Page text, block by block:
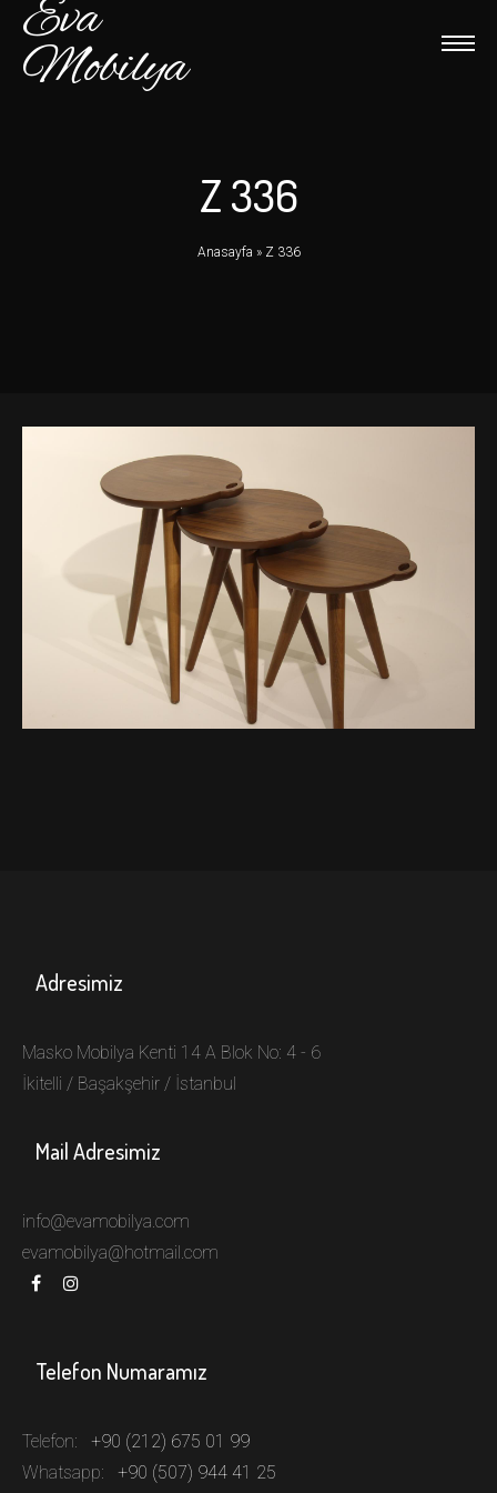
Eva
Mobilya
Z 336
Anasayfa » Z 336
Adresimiz
Masko Mobilya Kenti 14 A Blok No: 4 - 6
İkitelli / Başakşehir / İstanbul
Mail Adresimiz
info@evamobilya.com
evamobilya@hotmail.com
Telefon Numaramız
Telefon:
+90 (212) 675 01 99
Whatsapp:
+90 (507) 944 41 25